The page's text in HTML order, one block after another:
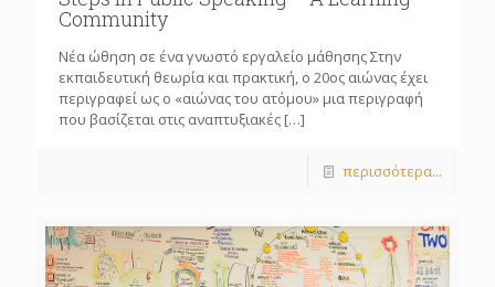
Community
Νέα ώθηση σε ένα γνωστό εργαλείο μάθησης Στην
εκπαιδευτική θεωρία και πρακτική, ο 20ος αιώνας έχει
περιγραφεί ως ο «αιώνας του ατόμου» μια περιγραφή
που βασίζεται στις αναπτυξιακές […]
περισσότερα...